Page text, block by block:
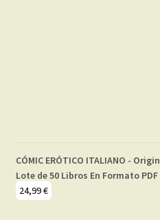
CÓMIC ERÓTICO ITALIANO -
Lote de 50 Libros En Formato
24,99€